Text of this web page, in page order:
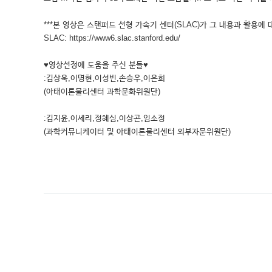
***본 영상은 스탠퍼드 선형 가속기 센터(SLAC)가 그 내용과 활용에
SLAC: https://www6.slac.stanford.edu/
♥영상선정에 도움을 주신 분들♥
:김상욱,이명현,이성빈,손승우,이은희
(아태이론물리센터 과학문화위원단)
:김지윤,이세리,정혜심,이상곤,임소정
(과학커뮤니케이터 및 아태이론물리센터 외부자문위원단)